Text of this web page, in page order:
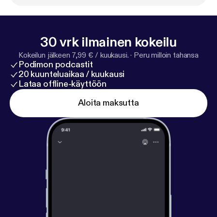
30 vrk ilmainen kokeilu
Kokeilun jälkeen 7,99 € / kuukausi. · Peru milloin tahansa
Podimon podcastit
20 kuunteluaikaa / kuukausi
Lataa offline-käyttöön
Aloita maksutta